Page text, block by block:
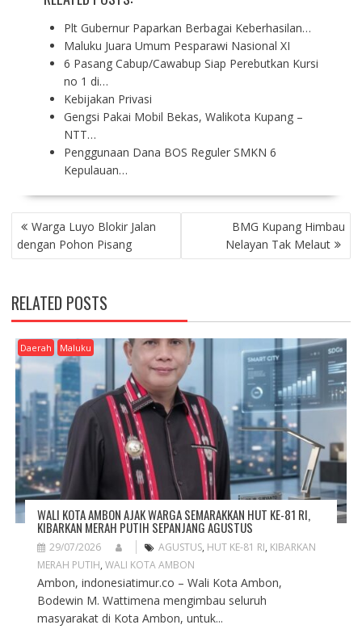
Plt Gubernur Paparkan Berbagai Keberhasilan…
Maluku Juara Umum Pesparawi Nasional XI
6 Pasang Cabup/Cawabup Siap Perebutkan Kursi
no 1 di…
Kebijakan Privasi
Gengsi Pakai Mobil Bekas, Walikota Kupang –
NTT…
Penggunaan Dana BOS Reguler SMKN 6
Kepulauan…
P
O
S
N
A
V
G
T
O
N
Warga Luyo Blokir Jalan
dengan Pohon Pisang
BMG Kupang Himbau
Nelayan Tak Melaut
RELATED POSTS
Daerah Maluku
WALI KOTA AMBON AJAK WARGA SEMARAKKAN HUT KE-81 RI,
KIBARKAN MERAH PUTIH SEPANJANG AGUSTUS
29/07/2026 AGUSTUS, HUT KE-81 RI, KIBARKAN
MERAH PUTIH, WALI KOTA AMBON
Ambon, indonesiatimur.co – Wali Kota Ambon,
Bodewin M. Wattimena mengimbau seluruh
masyarakat di Kota Ambon, untuk...